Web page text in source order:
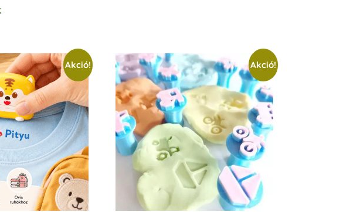
Akció! Akció!